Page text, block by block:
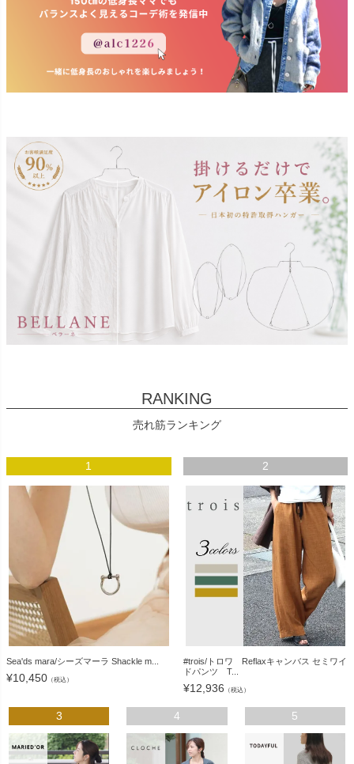
RANKING
売れ筋ランキング
1
Sea'ds mara/シーズマーラ Shackle m...
¥10,450 （税込）
2
#trois/トロワ Reflaxキャンバス セミワイ
ドパンツ T...
¥12,936 （税込）
3 4 5